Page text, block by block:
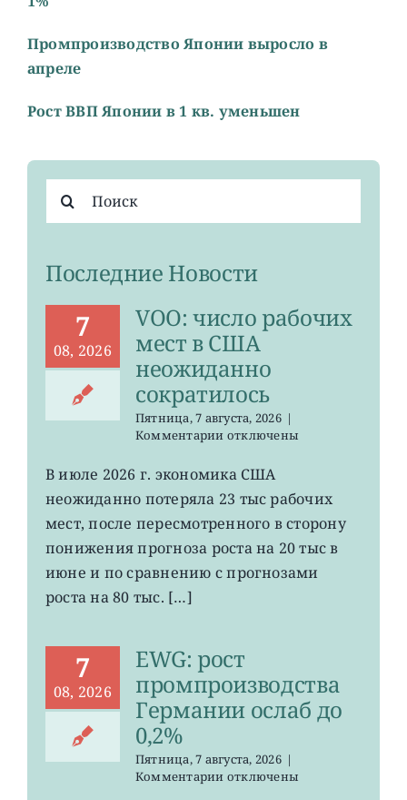
Промпроизводство Японии выросло в
апреле
Рост ВВП Японии в 1 кв. уменьшен
поиска:
Последние Новости
7
08, 2026
VOO: число рабочих
мест в США
неожиданно
сократилось
Пятница, 7 августа, 2026 |
Комментариик
VOO:
рабочих
мест
США
неожиданно
отключены
В июле 2026 г. экономика США
неожиданно потеряла 23 тыс рабочих
мест, после пересмотренного в сторону
понижения прогноза роста на 20 тыс в
июне и по сравнению с прогнозами
роста на 80 тыс. […]
7
08, 2026
EWG: рост
промпроизводства
Германии ослаб до
0,2%
Пятница, 7 августа, 2026 |
Комментариикотключены